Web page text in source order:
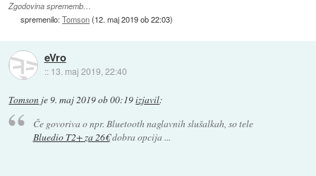
Zgodovina sprememb…
spremenilo:Tomson(12. maj 2019 ob 22:03)
eVro
:: 13. maj 2019, 22:40
Tomson je9. maj 2019 ob 00:19izjavil:
Če govoriva o npr. Bluetooth naglavnih slušalkah, so tele
Bluedio T2+ za 26€dobra opcija ...